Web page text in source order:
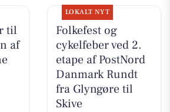
til
af
LOKALT NYT
Folkefest og
cykelfeber ved 2.
etape af PostNord
Danmark Rundt
fra Glyngøre til
Skive